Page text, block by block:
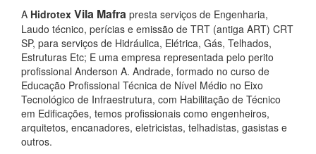
A Hidrotex Vila Mafra presta serviços de Engenharia,
Laudo técnico, perícias e emissão de TRT (antiga ART) CRT
SP, para serviços de Hidráulica, Elétrica, Gás, Telhados,
Estruturas Etc; E uma empresa representada pelo perito
profissional Anderson A. Andrade, formado no curso de
Educação Profissional Técnica de Nível Médio no Eixo
Tecnológico de Infraestrutura, com Habilitação de Técnico
em Edificações, temos profissionais como engenheiros,
arquitetos, encanadores, eletricistas, telhadistas, gasistas e
outros.